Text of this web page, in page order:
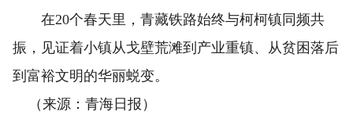
在20个春天里，青藏铁路始终与柯柯镇同频共
振，见证着小镇从戈壁荒滩到产业重镇、从贫困落后
到富裕文明的华丽蜕变。
（来源：青海日报）